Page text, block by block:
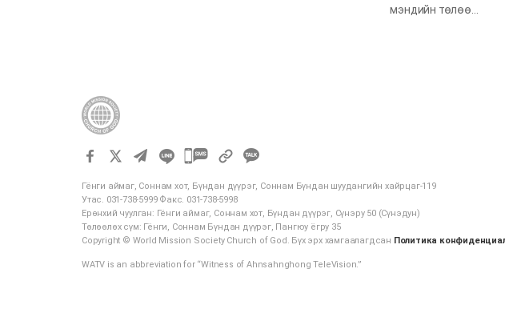
мэндийн төлөө…
카
오
톡
공
하
Гёнги аймаг, Соннам хот, Бүндан дүүрэг, Соннам Бүндан шуудангийн хайрцаг-119
Утас. 031-738-5999 Факс. 031-738-5998
Ерөнхий чуулган: Гёнги аймаг, Соннам хот, Бүндан дүүрэг, Сүнэру 50 (Сүнэдун)
Төлөөлөх сүм: Гёнги, Соннам Бүндан дүүрэг, Пангюу ёгру 35
Copyright © World Mission Society Church of God. Бүх эрх хамгаалагдсан Политика
WATV is an abbreviation for “Witness of Ahnsahnghong TeleVision.”